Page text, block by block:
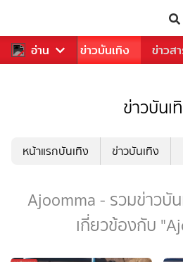
อ่าน
ฬา ข่าว ข่าวบันเทิง ข่าวส
ข่าวบันเ
หน้าแรกบันเทิง ข่าวบันเทิง
Ajoomma - รวมข่าวบั
เกี่ยวข้องกับ